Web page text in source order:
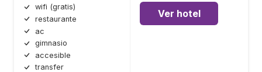
wifi (gratis)
restaurante
ac
gimnasio
accesible
transfer
Ver hotel